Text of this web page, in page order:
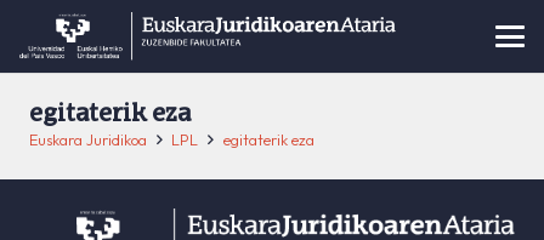
egitaterik eza
Euskara Juridikoa LPL egitaterik eza